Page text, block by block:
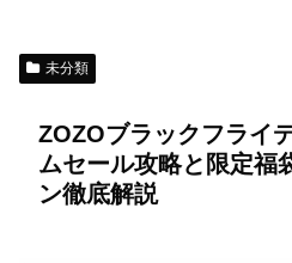
未分類
ZOZOブラックフライ
ムセール攻略と限定福
ン徹底解説